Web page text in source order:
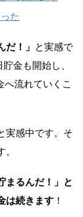
た
だ！」 と実感で
金も開始し、
流れていくこ
実感中です。そ
まるんだ！」と
は続きます ！